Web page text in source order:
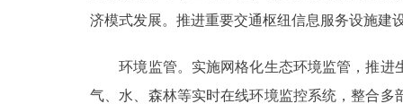
济模式发展。推进重要交通枢纽信息服务设施建
环境监管。实施网格化生态环境监管，推进
气、水、森林等实时在线环境监控系统，整合